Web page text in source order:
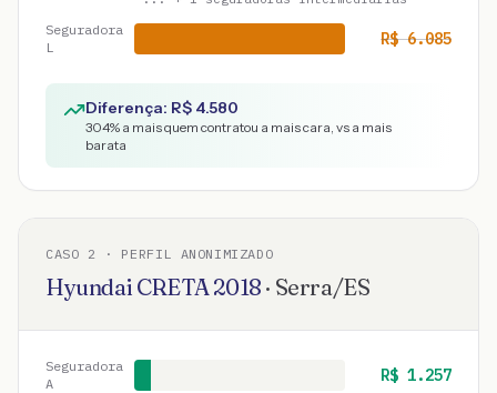
Seguradora
L
R$6.085
Diferença: R$ 4.580
304% a mais quem contratou a mais cara, vs a mais
barata
CASO 2 · PERFIL ANONIMIZADO
Hyundai CRETA2018 · Serra/ES
Seguradora
A
R$ 1.257